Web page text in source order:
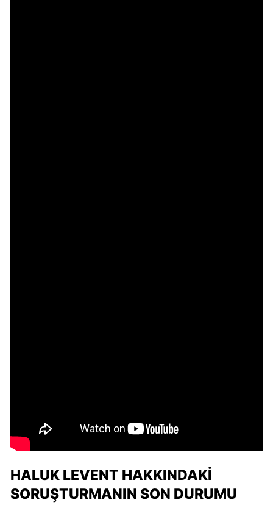
HALUK LEVENT HAKKINDAKI
SORUŞTURMANIN SON DURUMU